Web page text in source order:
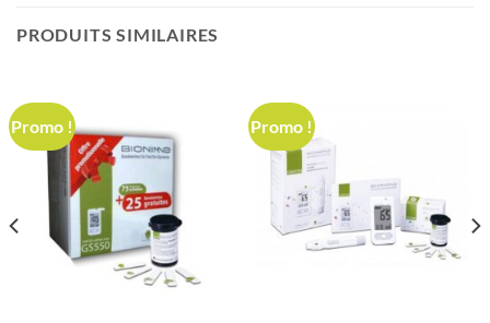
PRODUITS SIMILAIRES
Promo ! Promo !